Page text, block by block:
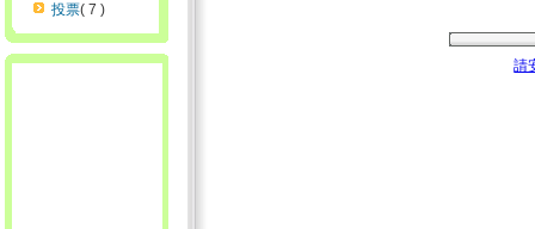
投票( 7 )